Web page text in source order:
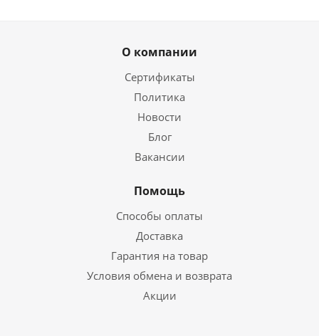
О компании
Сертификаты
Политика
Новости
Блог
Вакансии
Помощь
Способы оплаты
Доставка
Гарантия на товар
Условия обмена и возврата
Акции